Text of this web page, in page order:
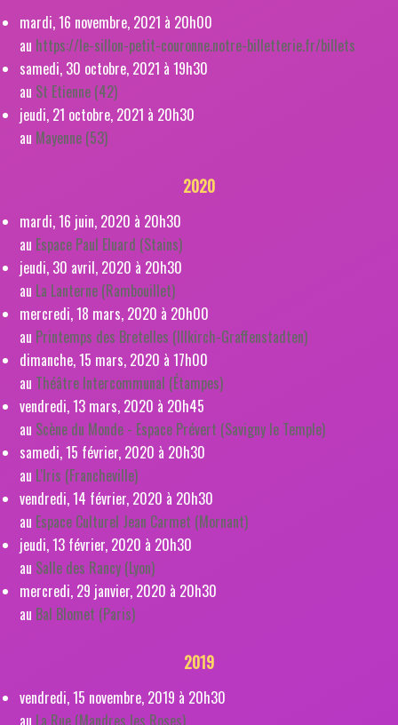
mardi, 16 novembre, 2021 à 20h00
au https://le-sillon-petit-couronne.notre-billetterie.fr/billets
samedi, 30 octobre, 2021 à 19h30
au St Etienne (42)
jeudi, 21 octobre, 2021 à 20h30
au Mayenne (53)
2020
mardi, 16 juin, 2020 à 20h30
au Espace Paul Eluard (Stains)
jeudi, 30 avril, 2020 à 20h30
au La Lanterne (Rambouillet)
mercredi, 18 mars, 2020 à 20h00
au Printemps des Bretelles (Illkirch-Graffenstadten)
dimanche, 15 mars, 2020 à 17h00
au Théâtre Intercommunal (Étampes)
vendredi, 13 mars, 2020 à 20h45
au Scène du Monde - Espace Prévert (Savigny le Temple)
samedi, 15 février, 2020 à 20h30
au L'Iris (Francheville)
vendredi, 14 février, 2020 à 20h30
au Espace Culturel Jean Carmet (Mornant)
jeudi, 13 février, 2020 à 20h30
au Salle des Rancy (Lyon)
mercredi, 29 janvier, 2020 à 20h30
au Bal Blomet (Paris)
2019
vendredi, 15 novembre, 2019 à 20h30